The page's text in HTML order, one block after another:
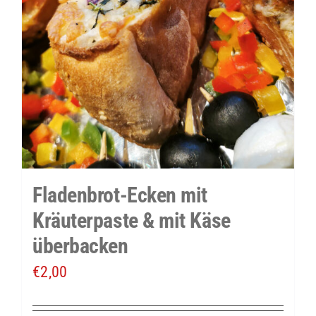
Fladenbrot-Ecken mit
Kräuterpaste & mit Käse
überbacken
€2,00